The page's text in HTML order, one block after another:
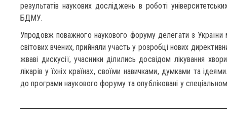
результатів наукових досліджень в роботі
БДМУ.
Упродовж поважного наукового форуму делегати з України
світових вчених, прийняли участь у розробці нових
жваві дискусії, учасники ділились досвідом лікування
лікарів у їхніх країнах, своїми навичками, думками та
до програми наукового форуму та опубліковані у